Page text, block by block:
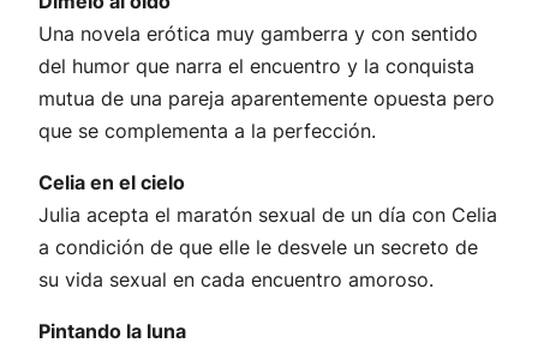
Una novela erótica muy gamberra y con sentido
del humor que narra el encuentro y la conquista
mutua de una pareja aparentemente opuesta pero
que se complementa a la perfección.
Celia en el cielo
Julia acepta el maratón sexual de un día con Celia
a condición de que elle le desvele un secreto de
su vida sexual en cada encuentro amoroso.
Pintando la luna